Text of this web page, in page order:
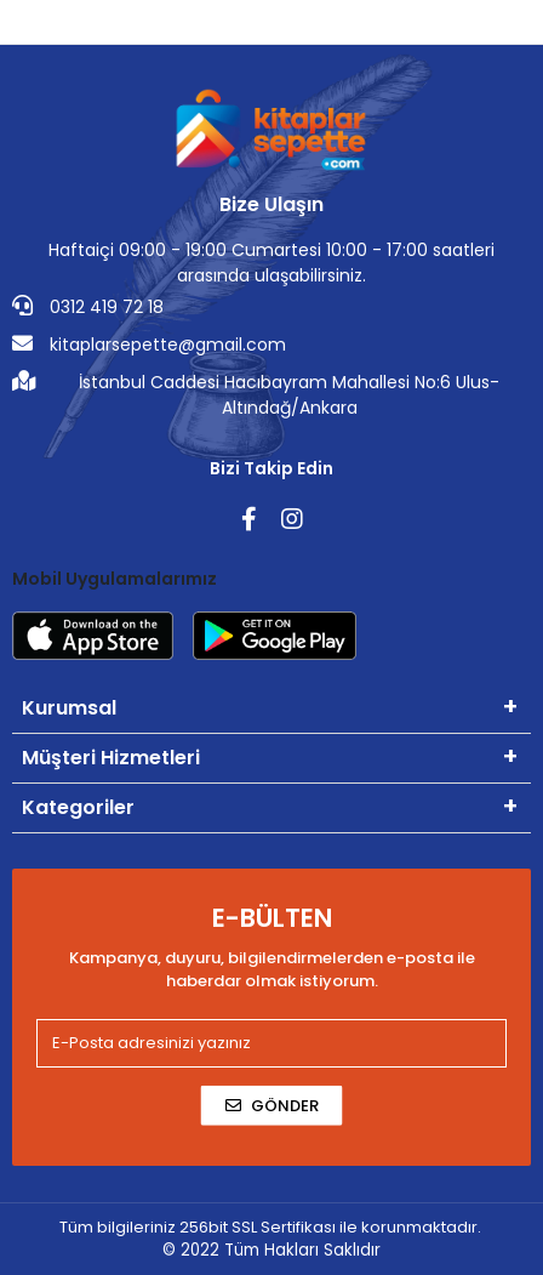
Bize Ulaşın
Haftaiçi 09:00 - 19:00 Cumartesi 10:00 - 17:00 saatleri
arasında ulaşabilirsiniz.
0312 419 72 18
kitaplarsepette@gmail.com
İstanbul Caddesi Hacıbayram Mahallesi No:6 Ulus-
Altındağ/Ankara
Bizi Takip Edin
Mobil Uygulamalarımız
Kurumsal
Müşteri Hizmetleri
Kategoriler
E-BÜLTEN
Kampanya, duyuru, bilgilendirmelerden e-posta ile
haberdar olmak istiyorum.
GÖNDER
Tüm bilgileriniz 256bit SSL Sertifikası ile korunmaktadır.
© 2022 Tüm Hakları Saklıdır